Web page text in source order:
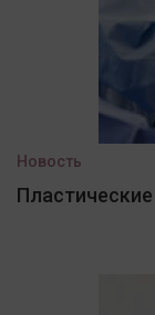
Новость